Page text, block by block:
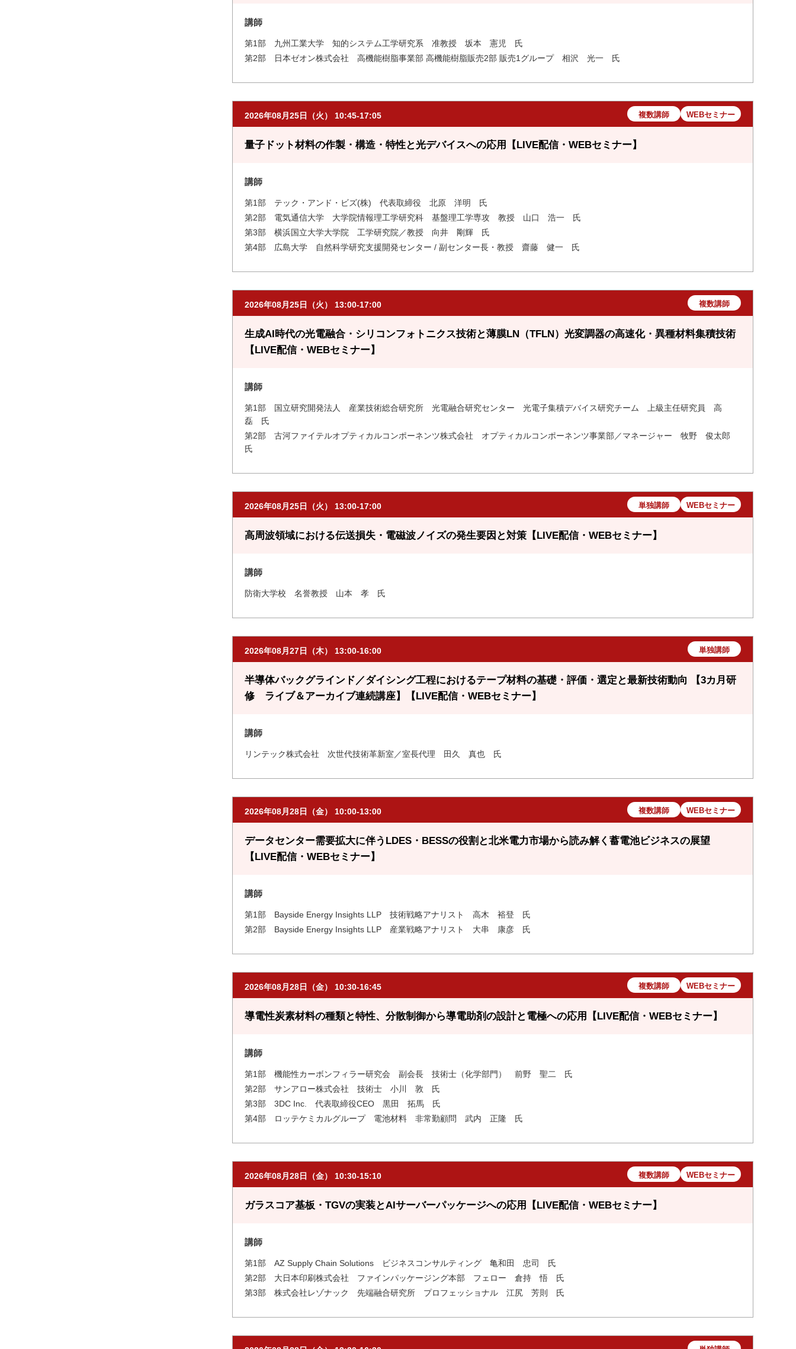
講師
第1部 九州工業大学 知的システム工学研究系 准教授 坂本 憲児 氏
第2部 日本ゼオン株式会社 高機能樹脂事業部 高機能樹脂販売2部 販売1グループ 相沢 光一 氏
2026年08月25日（火） 10:45-17:05 複数講師 WEBセミナー
量子ドット材料の作製・構造・特性と光デバイスへの応用【LIVE配信・WEBセミナー】
講師
第1部 テック・アンド・ビズ(株) 代表取締役 北原 洋明 氏
第2部 電気通信大学 大学院情報理工学研究科 基盤理工学専攻 教授 山口 浩一 氏
第3部 横浜国立大学大学院 工学研究院／教授 向井 剛輝 氏
第4部 広島大学 自然科学研究支援開発センター / 副センター長・教授 齋藤 健一 氏
2026年08月25日（火） 13:00-17:00 複数講師
生成AI時代の光電融合・シリコンフォトニクス技術と薄膜LN（TFLN）光変調器の高速化・異種材料集積技術
【LIVE配信・WEBセミナー】
講師
第1部 国立研究開発法人 産業技術総合研究所 光電融合研究センター 光電子集積デバイス研究チーム 上級主任研究員 高
磊 氏
第2部 古河ファイテルオプティカルコンポーネンツ株式会社 オプティカルコンポーネンツ事業部／マネージャー 牧野 俊太郎
氏
2026年08月25日（火） 13:00-17:00 単独講師 WEBセミナー
高周波領域における伝送損失・電磁波ノイズの発生要因と対策【LIVE配信・WEBセミナー】
講師
防衛大学校 名誉教授 山本 孝 氏
2026年08月27日（木） 13:00-16:00 単独講師
半導体バックグラインド／ダイシング工程におけるテープ材料の基礎・評価・選定と最新技術動向 【3カ月研
修 ライブ＆アーカイブ連続講座】【LIVE配信・WEBセミナー】
講師
リンテック株式会社 次世代技術革新室／室長代理 田久 真也 氏
2026年08月28日（金） 10:00-13:00 複数講師 WEBセミナー
データセンター需要拡大に伴うLDES・BESSの役割と北米電力市場から読み解く蓄電池ビジネスの展望
【LIVE配信・WEBセミナー】
講師
第1部 Bayside Energy Insights LLP 技術戦略アナリスト 高木 裕登 氏
第2部 Bayside Energy Insights LLP 産業戦略アナリスト 大串 康彦 氏
2026年08月28日（金） 10:30-16:45 複数講師 WEBセミナー
導電性炭素材料の種類と特性、分散制御から導電助剤の設計と電極への応用【LIVE配信・WEBセミナー】
講師
第1部 機能性カーボンフィラー研究会 副会長 技術士（化学部門） 前野 聖二 氏
第2部 サンアロー株式会社 技術士 小川 敦 氏
第3部 3DC Inc. 代表取締役CEO 黒田 拓馬 氏
第4部 ロッテケミカルグループ 電池材料 非常勤顧問 武内 正隆 氏
2026年08月28日（金） 10:30-15:10 複数講師 WEBセミナー
ガラスコア基板・TGVの実装とAIサーバーパッケージへの応用【LIVE配信・WEBセミナー】
講師
第1部 AZ Supply Chain Solutions ビジネスコンサルティング 亀和田 忠司 氏
第2部 大日本印刷株式会社 ファインパッケージング本部 フェロー 倉持 悟 氏
第3部 株式会社レゾナック 先端融合研究所 プロフェッショナル 江尻 芳則 氏